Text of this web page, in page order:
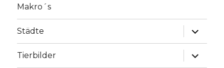
Makro´s
Städte
Tierbilder